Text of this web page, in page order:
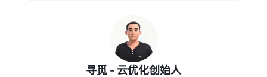
寻觅 - 云优化创始人